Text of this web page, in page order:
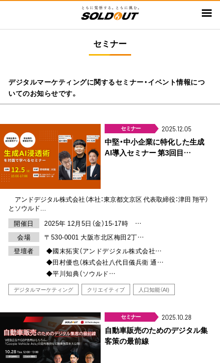
ン
に
セミナー
デジタルマーケティングに関するセミナー・イベント情報につ
いてのお知らせです。
セミナー 2025.12.05
中堅・中小企業に特化した生成
AI導入セミナー 第3回目…
アンドデジタル株式会社（本社：東京都文京区 代表取締役：津田 翔平）
とソウルド...
開催日
2025年 12月5日（金）15-17時 …
会場
〒530-0001 大阪市北区梅田2丁…
登壇者
◆國末拓実（アンドデジタル株式会社…
◆田村優也（株式会社八代目儀兵衛 通…
◆平川知典（ソウルド…
デジタルマーケティング クリエイティブ 人口知能（AI)
セミナー 2025.10.28
自動車販売のためのデジタル集
客策の最前線